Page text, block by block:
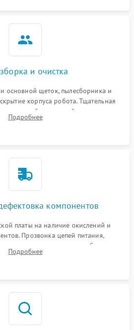
и очистка
основной щеток, пылесборника и
корпуса робота. Тщательная
полостей, шестерней и плат от
волос и шерсти животных с
Подробнее
компонентов
платы на наличие окислений и
Прозвонка цепей питания,
моторов колес и турбины
оптических и инфракрасных
Подробнее